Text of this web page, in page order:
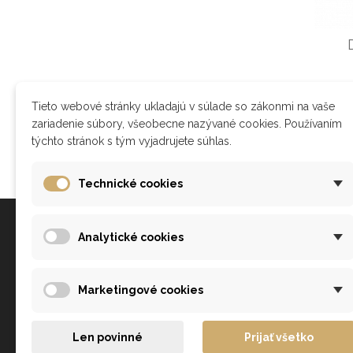
Všetko o nákupe
Obchodné podmienky
Reklamačný poriadok
Tieto webové stránky ukladajú v súlade so zákonmi na vaše
zariadenie súbory, všeobecne nazývané cookies. Používaním
týchto stránok s tým vyjadrujete súhlas.
Technické cookies
Analytické cookies
Marketingové cookies
Len povinné Prijať všetko